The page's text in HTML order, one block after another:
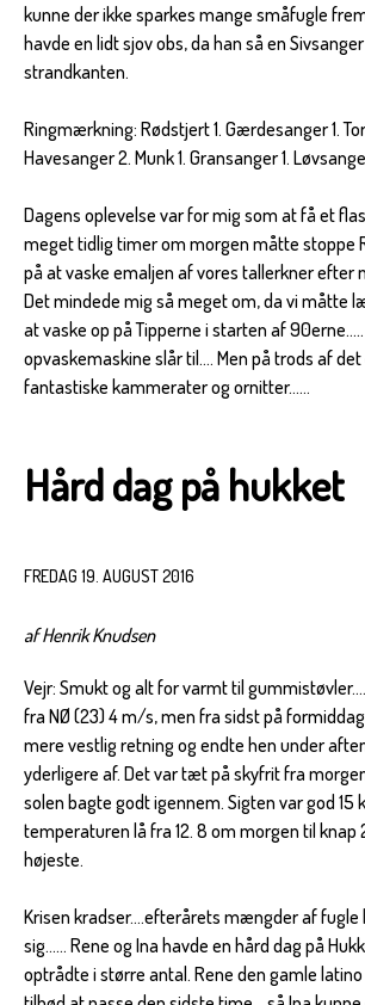
kunne der ikke sparkes mange småfugle
havde en lidt sjov obs, da han så en
strandkanten.
Ringmærkning: Rødstjert 1. Gærdesanger 1.
Havesanger 2. Munk 1. Gransanger 1.
Dagens oplevelse var for mig som at få et
meget tidlig timer om morgen måtte stoppe
på at vaske emaljen af vores tallerkner efter
Det mindede mig så meget om, da vi måtte
at vaske op på Tipperne i starten af
opvaskemaskine slår til…. Men på trods af det
fantastiske kammerater og ornitter……
Hård dag på hukket
FREDAG 19. AUGUST 2016
af Henrik Knudsen
Vejr: Smukt og alt for varmt til
fra NØ (23) 4 m/s, men fra sidst på
mere vestlig retning og endte hen under
yderligere af. Det var tæt på skyfrit fra
solen bagte godt igennem. Sigten var god 15
temperaturen lå fra 12. 8 om morgen til knap
højeste.
Krisen kradser….efterårets mængder af fugle
sig…… Rene og Ina havde en hård dag på
optrådte i større antal. Rene den gamle